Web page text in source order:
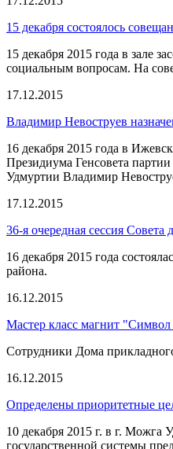
15 декабря состоялось
15 декабря 2015 года в зале
социальным вопросам. На
17.12.2015
Владимир Невоструев
16 декабря 2015 года в
Президиума Генсовета
Удмуртии Владимир
17.12.2015
36-я очередная сессия
16 декабря 2015 года
района.
16.12.2015
Мастер класс магнит "Символ
Сотрудники Дома
16.12.2015
Определены приоритетные
10 декабря 2015 г. в г. Можга
государственной системы